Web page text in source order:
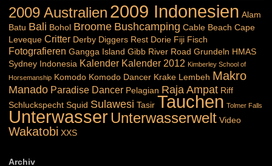
2009 Australien 2009 Indonesien Alam
Batu Bali Bohol Broome Bushcamping Cable Beach Cape
Leveque Critter Derby Diggers Rest Dorie Fiji Fisch
Fotografieren Gangga Island Gibb River Road Grundeln HMAS
Sydney Indonesia Kalender Kalender 2012 Kimberley School of
Horsemanship Komodo Komodo Dancer Krake Lembeh Makro
Manado Paradise Dancer Pelagian Raja Ampat Riff
Schluckspecht Squid Sulawesi Tasir Tauchen Tolmer Falls
UnterwasserUnterwasserwelt Video
Wakatobi XXS
Archiv